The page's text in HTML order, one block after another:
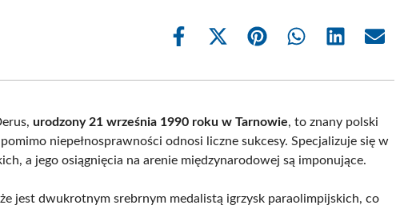
Share
Share
(Twitter)
Share Share Share Share
urodzony 21 września 1990 roku w Tarnowie, to znany polski
niepełnosprawności odnosi liczne sukcesy. Specjalizuje się w
a jego osiągnięcia na arenie międzynarodowej są imponujące.
jest dwukrotnym srebrnym medalistą igrzysk paraolimpijskich, co